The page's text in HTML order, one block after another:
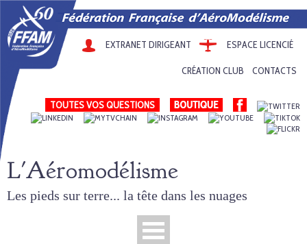
EXTRANET DIRIGEANT ESPACE LICENCIÉ
CRÉATION CLUB CONTACTS
TOUTES VOS QUESTIONS
L'Aéromodélisme
Les pieds sur terre... la tête dans les nuages